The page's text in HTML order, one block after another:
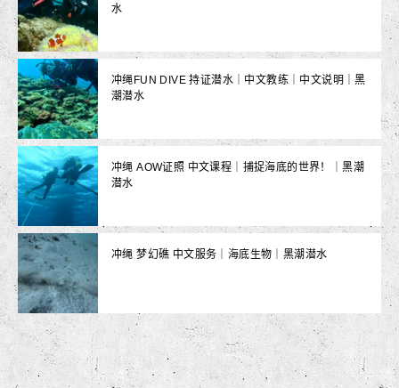
水
冲绳FUN DIVE 持证潜水｜中文教练｜中文说明｜黑
潮潜水
冲绳 AOW证照 中文课程｜捕捉海底的世界！｜黑潮
潜水
冲绳 梦幻礁 中文服务｜海底生物｜黑潮潜水